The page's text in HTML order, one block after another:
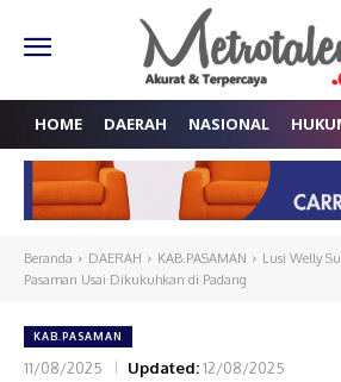
HOME DAERAH NASIONAL
Beranda DAERAH KAB.PASAMAN
Lusi Welly
Pasaman Usai Dikukuhkan di Padang
KAB.PASAMAN
11/08/2025 Updated:12/08/2025